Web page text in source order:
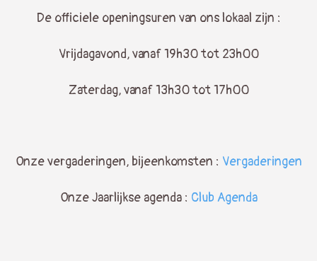
De officiele openingsuren van ons lokaal zijn :
Vrijdagavond, vanaf 19h30 tot 23h00
Zaterdag, vanaf 13h30 tot 17h00
Onze vergaderingen, bijeenkomsten : Vergaderingen
Onze Jaarlijkse agenda : Club Agenda